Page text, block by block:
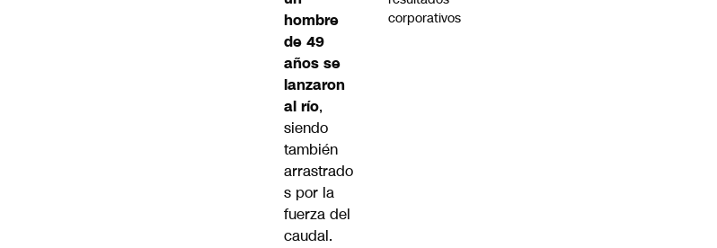
hombre
de 49
años se
lanzaron
al río,
siendo
también
arrastrado
s por la
fuerza del
caudal.
corporativos